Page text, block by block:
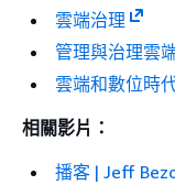
雲端治理
管理與治理雲
雲端和數位時
相關影片：
播客 | Jeff